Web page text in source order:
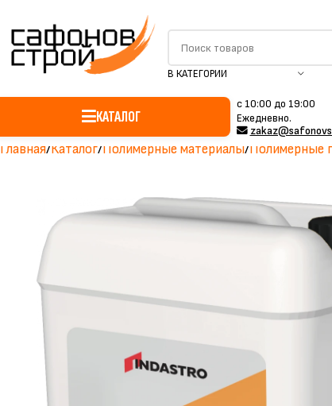
В КАТЕГОРИИ
КАТАЛОГ
c 10:00 до 19:00
Ежедневно.
Главная Каталог Полимерные материалы Полимерные